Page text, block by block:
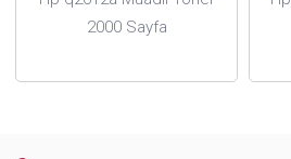
2000 Sayfa